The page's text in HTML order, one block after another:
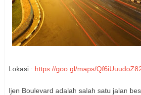
Lokasi : https://goo.gl/maps/
Ijen Boulevard adalah salah satu jalan